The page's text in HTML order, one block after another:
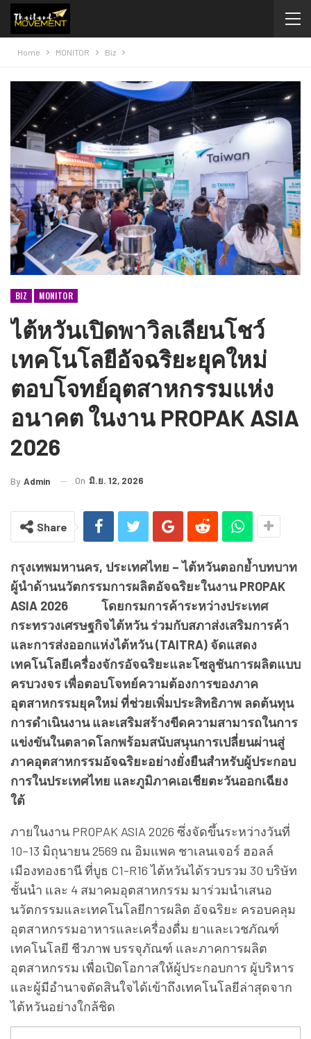
Home MONITOR Biz
BIZ MONITOR
ไต้หวันเปิดพาวิลเลียนโชว์
เทคโนโลยีอัจฉริยะยุคใหม่
ตอบโจทย์อุตสาหกรรมแห่ง
อนาคต ในงาน PROPAK ASIA
2026
By Admin On มิ.ย. 12, 2026
Share
กรุงเทพมหานคร, ประเทศไทย – ไต้หวันตอกย้ำบทบาท
ผู้นำด้านนวัตกรรมการผลิตอัจฉริยะในงาน PROPAK
ASIA 2026 โดยกรมการค้าระหว่างประเทศ
กระทรวงเศรษฐกิจไต้หวัน ร่วมกับสภาส่งเสริมการค้า
และการส่งออกแห่งไต้หวัน (TAITRA) จัดแสดง
เทคโนโลยีเครื่องจักรอัจฉริยะและโซลูชันการผลิตแบบ
ครบวงจร เพื่อตอบโจทย์ความต้องการของภาค
อุตสาหกรรมยุคใหม่ ที่ช่วยเพิ่มประสิทธิภาพ ลดต้นทุน
การดำเนินงาน และเสริมสร้างขีดความสามารถในการ
แข่งขันในตลาดโลกพร้อมสนับสนุนการเปลี่ยนผ่านสู่
ภาคอุตสาหกรรมอัจฉริยะอย่างยั่งยืนสำหรับผู้ประกอบ
การในประเทศไทย และภูมิภาคเอเชียตะวันออกเฉียง
ใต้
ภายในงาน PROPAK ASIA 2026 ซึ่งจัดขึ้นระหว่างวันที่
10–13 มิถุนายน 2569 ณ อิมแพค ชาเลนเจอร์ ฮอลล์
เมืองทองธานี ที่บูธ C1-R16 ไต้หวันได้รวบรวม 30 บริษัท
ชั้นนำ และ 4 สมาคมอุตสาหกรรม มาร่วมนำเสนอ
นวัตกรรมและเทคโนโลยีการผลิต อัจฉริยะ ครอบคลุม
อุตสาหกรรมอาหารและเครื่องดื่ม ยาและเวชภัณฑ์
เทคโนโลยี ชีวภาพ บรรจุภัณฑ์ และภาคการผลิต
อุตสาหกรรม เพื่อเปิดโอกาสให้ผู้ประกอบการ ผู้บริหาร
และผู้มีอำนาจตัดสินใจได้เข้าถึงเทคโนโลยีล่าสุดจาก
ไต้หวันอย่างใกล้ชิด